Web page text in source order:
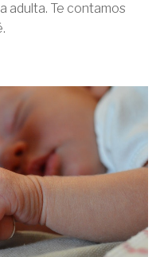
adulta. Te contamos